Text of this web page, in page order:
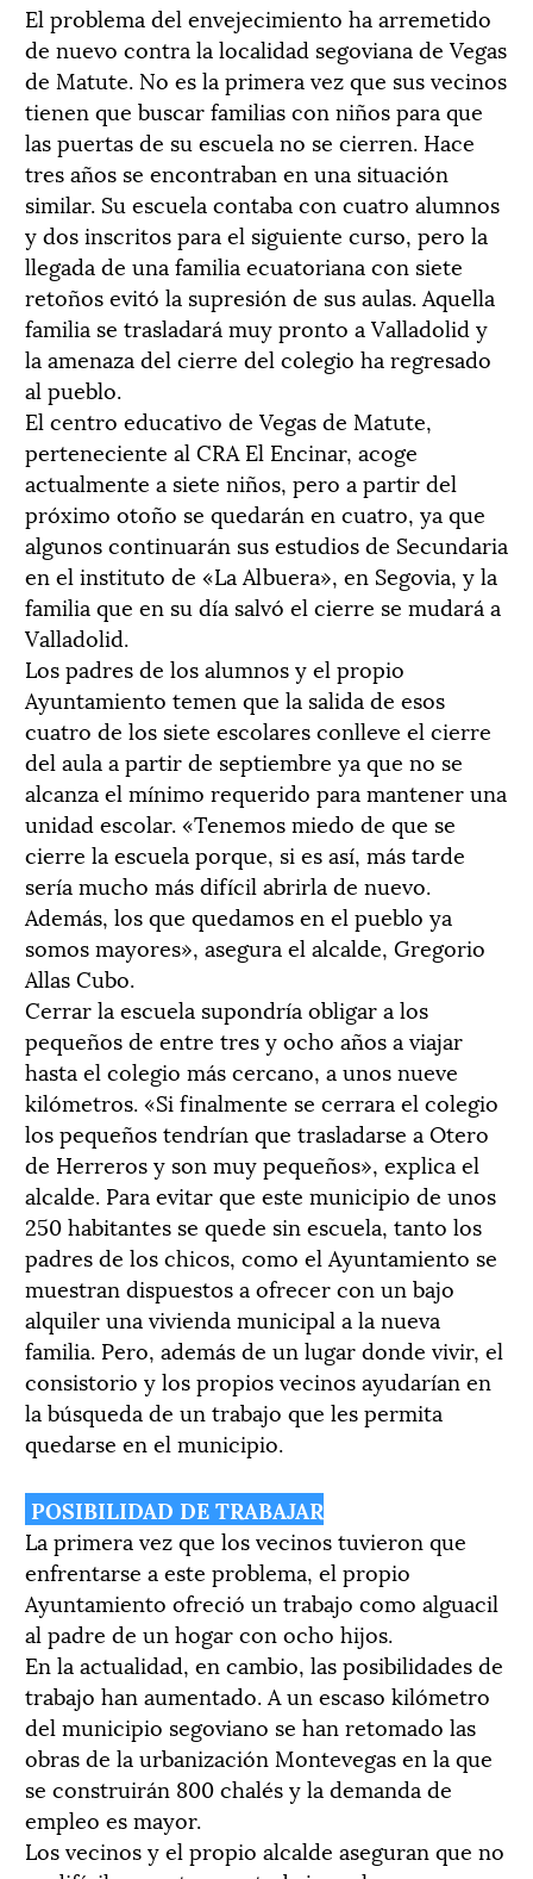
El problema del envejecimiento ha arremetido
de nuevo contra la localidad segoviana de Vegas
de Matute. No es la primera vez que sus vecinos
tienen que buscar familias con niños para que
las puertas de su escuela no se cierren. Hace
tres años se encontraban en una situación
similar. Su escuela contaba con cuatro alumnos
y dos inscritos para el siguiente curso, pero la
llegada de una familia ecuatoriana con siete
retoños evitó la supresión de sus aulas. Aquella
familia se trasladará muy pronto a Valladolid y
la amenaza del cierre del colegio ha regresado
al pueblo.
El centro educativo de Vegas de Matute,
perteneciente al CRA El Encinar, acoge
actualmente a siete niños, pero a partir del
próximo otoño se quedarán en cuatro, ya que
algunos continuarán sus estudios de Secundaria
en el instituto de «La Albuera», en Segovia, y la
familia que en su día salvó el cierre se mudará a
Valladolid.
Los padres de los alumnos y el propio
Ayuntamiento temen que la salida de esos
cuatro de los siete escolares conlleve el cierre
del aula a partir de septiembre ya que no se
alcanza el mínimo requerido para mantener una
unidad escolar. «Tenemos miedo de que se
cierre la escuela porque, si es así, más tarde
sería mucho más difícil abrirla de nuevo.
Además, los que quedamos en el pueblo ya
somos mayores», asegura el alcalde, Gregorio
Allas Cubo.
Cerrar la escuela supondría obligar a los
pequeños de entre tres y ocho años a viajar
hasta el colegio más cercano, a unos nueve
kilómetros. «Si finalmente se cerrara el colegio
los pequeños tendrían que trasladarse a Otero
de Herreros y son muy pequeños», explica el
alcalde. Para evitar que este municipio de unos
250 habitantes se quede sin escuela, tanto los
padres de los chicos, como el Ayuntamiento se
muestran dispuestos a ofrecer con un bajo
alquiler una vivienda municipal a la nueva
familia. Pero, además de un lugar donde vivir, el
consistorio y los propios vecinos ayudarían en
la búsqueda de un trabajo que les permita
quedarse en el municipio.
POSIBILIDAD DE TRABAJAR
La primera vez que los vecinos tuvieron que
enfrentarse a este problema, el propio
Ayuntamiento ofreció un trabajo como alguacil
al padre de un hogar con ocho hijos.
En la actualidad, en cambio, las posibilidades de
trabajo han aumentado. A un escaso kilómetro
del municipio segoviano se han retomado las
obras de la urbanización Montevegas en la que
se construirán 800 chalés y la demanda de
empleo es mayor.
Los vecinos y el propio alcalde aseguran que no